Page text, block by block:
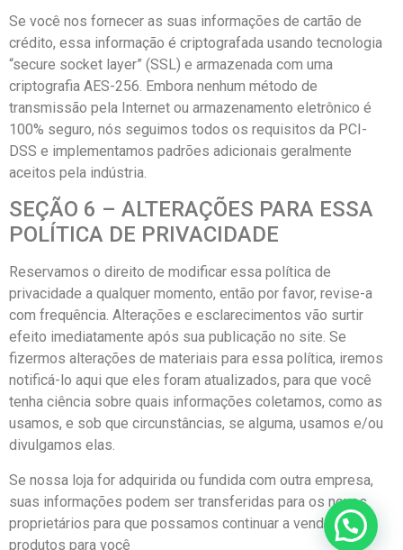
Se você nos fornecer as suas informações de cartão de
crédito, essa informação é criptografada usando tecnologia
“secure socket layer” (SSL) e armazenada com uma
criptografia AES-256. Embora nenhum método de
transmissão pela Internet ou armazenamento eletrônico é
100% seguro, nós seguimos todos os requisitos da PCI-
DSS e implementamos padrões adicionais geralmente
aceitos pela indústria.
SEÇÃO 6 – ALTERAÇÕES PARA ESSA
POLÍTICA DE PRIVACIDADE
Reservamos o direito de modificar essa política de
privacidade a qualquer momento, então por favor, revise-a
com frequência. Alterações e esclarecimentos vão surtir
efeito imediatamente após sua publicação no site. Se
fizermos alterações de materiais para essa política, iremos
notificá-lo aqui que eles foram atualizados, para que você
tenha ciência sobre quais informações coletamos, como as
usamos, e sob que circunstâncias, se alguma, usamos e/ou
divulgamos elas.
Se nossa loja for adquirida ou fundida com outra empresa,
suas informações podem ser transferidas para os novos
proprietários para que possamos continuar a vender
produtos para você